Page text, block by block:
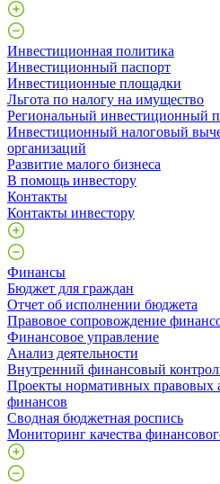
Инвестиционная политика
Инвестиционный паспорт
Инвестиционные площадки
Льгота по налогу на имущество
Региональный инвестиционный
Инвестиционный налоговый
организаций
Развитие малого бизнеса
В помощь инвестору
Контакты
Контакты инвестору
Финансы
Бюджет для граждан
Отчет об исполнении бюджета
Правовое сопровождение
Финансовое управление
Анализ деятельности
Внутренний финансовый
Проекты нормативных правовых
финансов
Сводная бюджетная роспись
Мониторинг качества